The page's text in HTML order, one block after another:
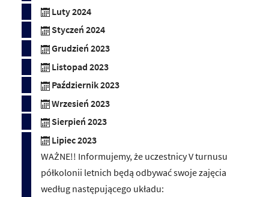
Luty 2024
Styczeń 2024
Grudzień 2023
Listopad 2023
Październik 2023
Wrzesień 2023
Sierpień 2023
Lipiec 2023
WAŻNE!! Informujemy, że uczestnicy V turnusu
półkolonii letnich będą odbywać swoje zajęcia
według następującego układu: